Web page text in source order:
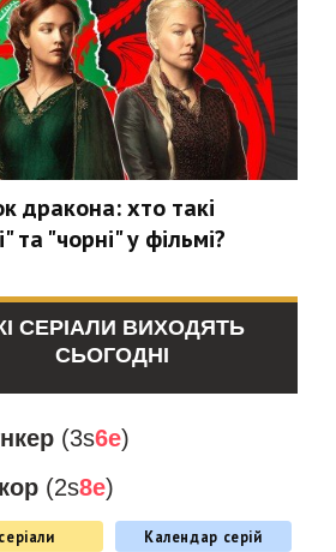
дракона: хто такі
та "чорні" у фільмі?
СЕРІАЛИ ВИХОДЯТЬ
СЬОГОДНІ
(3s6e)
(2s8e)
Календар серій